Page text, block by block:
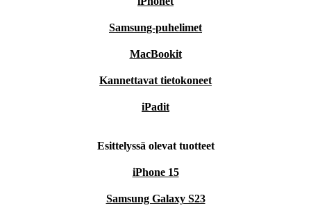
Samsung-puhelimet
MacBookit
Kannettavat tietokoneet
iPadit
Esittelyssä olevat tuotteet
iPhone 15
Samsung Galaxy S23